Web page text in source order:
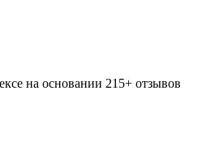
на основании 215+ отзывов